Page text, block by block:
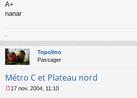
A+
nanar
Topolino
Passager
Métro C et Plateau nord
17 nov. 2004, 11:10